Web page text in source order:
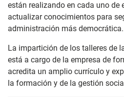
están realizando en cada uno de
actualizar conocimientos para
administración más democrática.
La impartición de los talleres de
está a cargo de la empresa de
acredita un amplio currículo y
la formación y de la gestión